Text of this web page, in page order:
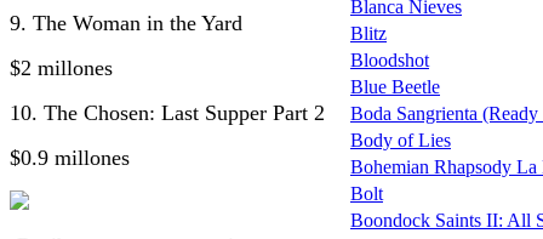
9. The Woman in the Yard
$2 millones
10. The Chosen: Last Supper Part 2
$0.9 millones
Blanca Nieves
Blitz
Bloodshot
Blue Beetle
Boda Sangrienta
Body of Lies
Bohemian Rhapsody
Bolt
Boondock Saints II: All